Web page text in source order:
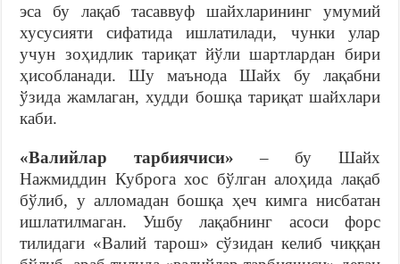
эса бу лақаб тасаввуф шайхларининг умумий
хусусияти сифатида ишлатилади, чунки улар
учун зоҳидлик тариқат йўли шартлардан бири
ҳисобланади. Шу маънода Шайх бу лақабни
ўзида жамлаган, худди бошқа тариқат шайхлари
каби.
«Валийлар тарбиячиси» – бу Шайх
Нажмиддин Куброга хос бўлган алоҳида лақаб
бўлиб, у алломадан бошқа ҳеч кимга нисбатан
ишлатилмаган. Ушбу лақабнинг асоси форс
тилидаги «Валий тарош» сўзидан келиб чиққан